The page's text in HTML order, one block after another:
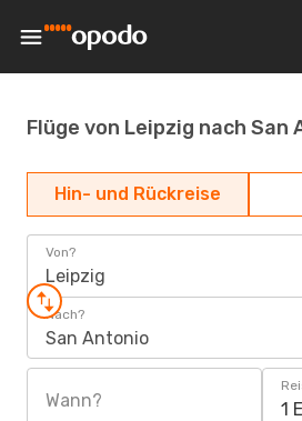
Flüge von Leipzig nach San
Hin- und Rückreise
Von?
Leipzig
Nach?
San Antonio
Wann? 1